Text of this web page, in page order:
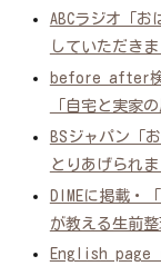
ABCラジオ「
していただき
before after検
「自宅と実家
BSジャパン「
とりあげられま
DIMEに掲載・
が教える生前
English page